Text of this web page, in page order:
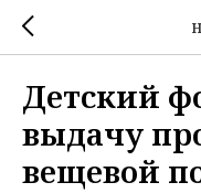
Детский
выдачу
вещевой